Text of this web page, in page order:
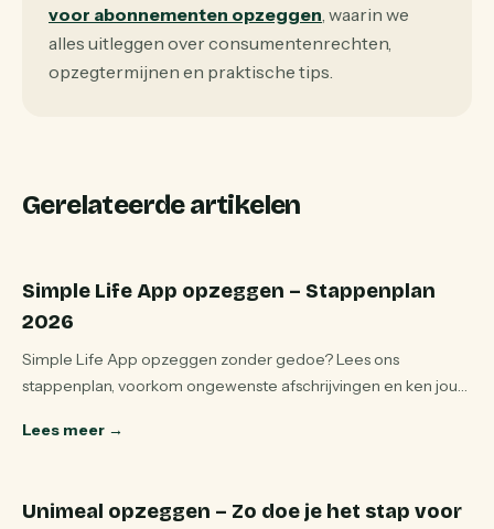
voor abonnementen opzeggen, waarin we
alles uitleggen over consumentenrechten,
opzegtermijnen en praktische tips.
Gerelateerde artikelen
Simple Life App opzeggen – Stappenplan
2026
Simple Life App opzeggen zonder gedoe? Lees ons
stappenplan, voorkom ongewenste afschrijvingen en ken jouw
Lees meer →
Unimeal opzeggen – Zo doe je het stap voor